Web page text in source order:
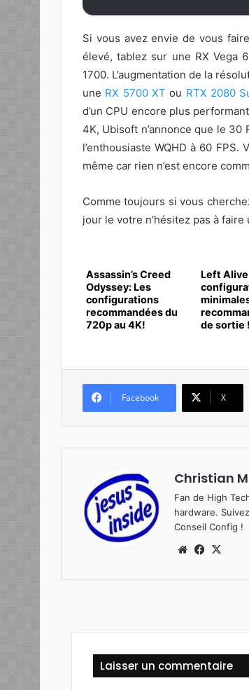
Si vous avez envie de vous
élevé, tablez sur une RX Vega
1700. L’augmentation de la
une RX 5700 XT ou RTX 2080
d’un CPU encore plus
4K, Ubisoft n’annonce que le
l’enthousiaste WQHD à 60
même car rien n’est encore
Comme toujours si vous
jour le votre n’hésitez pas à
Assassin’s Creed
Odyssey: Les
configurations
recommandées du
720p au 4K!
Left
de sortie !
Facebook X
Christian
Fan de High
hardware.
Conseil Config !
WebsiteFacebook
Laisser un commentaire